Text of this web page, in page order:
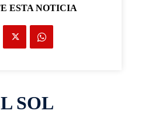
ESTA NOTICIA
SOL